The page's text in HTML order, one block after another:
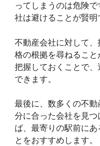
ってしまうのは危険
社は避けることが賢明
不動産会社に対して
格の根拠を尋ねるこ
把握しておくことで
できます。
最後に、数多くの不
分に合った会社を見つ
ば、最寄りの駅前に
とをおすすめします。